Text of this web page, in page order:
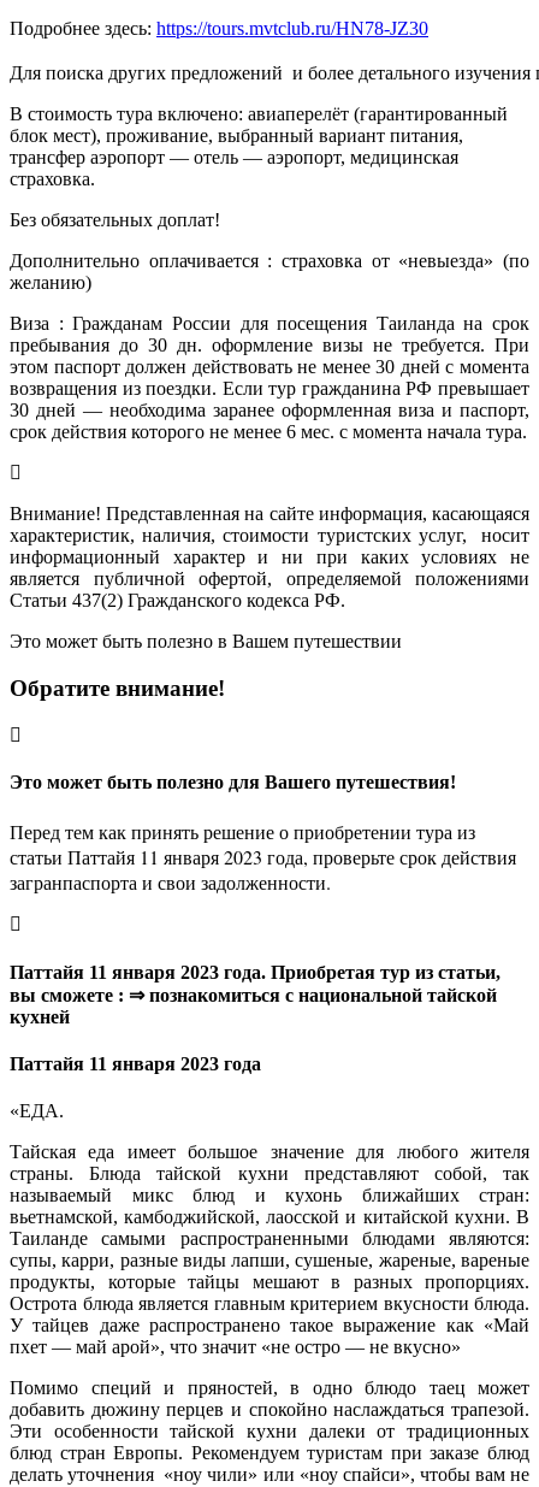
Подробнее здесь: https://tours.mvtclub.ru/HN78-JZ30
Для поиска других предложений  и более детального
В стоимость тура включено: авиаперелёт (гарантированный
блок мест), проживание, выбранный вариант питания,
трансфер аэропорт — отель — аэропорт, медицинская
страховка.
Без обязательных доплат!
Дополнительно оплачивается : страховка от «невыезда» (по
желанию)
Виза : Гражданам России для посещения Таиланда на срок
пребывания до 30 дн. оформление визы не требуется. При
этом паспорт должен действовать не менее 30 дней с момента
возвращения из поездки. Если тур гражданина РФ превышает
30 дней — необходима заранее оформленная виза и паспорт,
срок действия которого не менее 6 мес. с момента начала тура.
Внимание! Представленная на сайте информация, касающаяся
характеристик, наличия, стоимости туристских услуг, носит
информационный характер и ни при каких условиях не
является публичной офертой, определяемой положениями
Статьи 437(2) Гражданского кодекса РФ.
Это может быть полезно в Вашем путешествии
Обратите внимание!
Это может быть полезно для Вашего путешествия!
Перед тем как принять решение о приобретении тура из
статьи Паттайя 11 января 2023 года, проверьте срок действия
загранпаспорта и свои задолженности.
Паттайя 11 января 2023 года. Приобретая тур из статьи,
вы сможете : ⇒ познакомиться с национальной тайской
кухней
Паттайя 11 января 2023 года
«ЕДА.
Тайская еда имеет большое значение для любого жителя
страны. Блюда тайской кухни представляют собой, так
называемый микс блюд и кухонь ближайших стран:
вьетнамской, камбоджийской, лаосской и китайской кухни. В
Таиланде самыми распространенными блюдами являются:
супы, карри, разные виды лапши, сушеные, жареные, вареные
продукты, которые тайцы мешают в разных пропорциях.
Острота блюда является главным критерием вкусности блюда.
У тайцев даже распространено такое выражение как «Май
пхет — май арой», что значит «не остро — не вкусно»
Помимо специй и пряностей, в одно блюдо таец может
добавить дюжину перцев и спокойно наслаждаться трапезой.
Эти особенности тайской кухни далеки от традиционных
блюд стран Европы. Рекомендуем туристам при заказе блюд
делать уточнения «ноу чили» или «ноу спайси», чтобы вам не